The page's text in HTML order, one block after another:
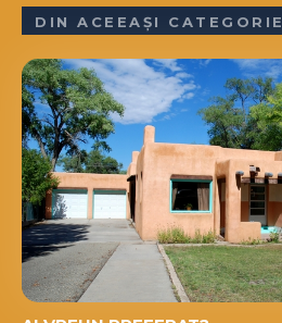
DIN ACEEAȘI CATEGORIE